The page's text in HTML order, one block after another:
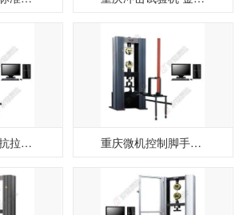
重庆钢管扣件抗拉强度试验机 重庆微机控制脚手架扣件试验机